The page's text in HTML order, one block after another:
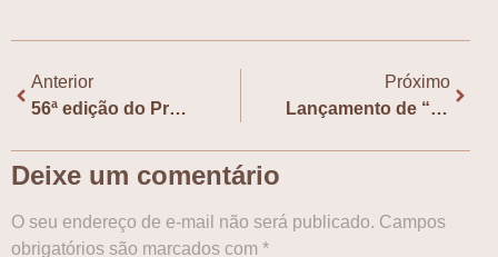
Anterior
56ª edição do Prêmio de Tradução da Literatura Coreana Moderna
Próximo
Lançamento de “Filhos do Céu e da Ursa” terá bate-papo e sessão de autógrafos
Deixe um comentário
O seu endereço de e-mail não será publicado. Campos
obrigatórios são marcados com *